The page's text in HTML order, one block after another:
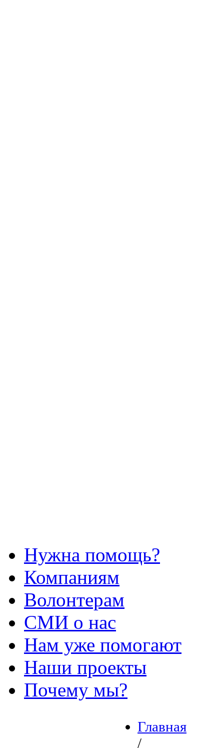
Нужна помощь?
Компаниям
Волонтерам
СМИ о нас
Нам уже помогают
Наши проекты
Почему мы?
Главная
/